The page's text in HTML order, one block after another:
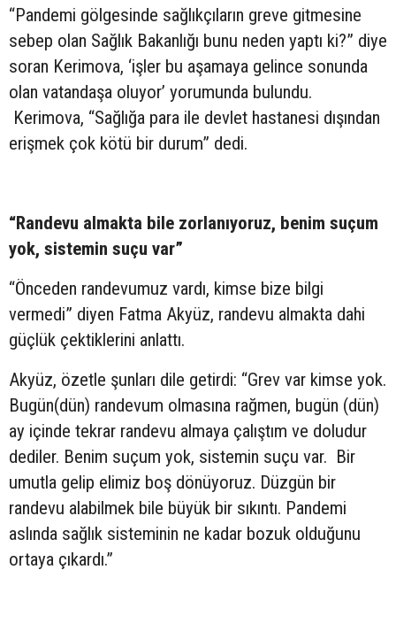
“Pandemi gölgesinde sağlıkçıların greve gitmesine
sebep olan Sağlık Bakanlığı bunu neden yaptı ki?” diye
soran Kerimova, ‘işler bu aşamaya gelince sonunda
olan vatandaşa oluyor’ yorumunda bulundu.
Kerimova, “Sağlığa para ile devlet hastanesi dışından
erişmek çok kötü bir durum” dedi.
“Randevu almakta bile zorlanıyoruz, benim suçum
yok, sistemin suçu var”
“Önceden randevumuz vardı, kimse bize bilgi
vermedi” diyen Fatma Akyüz, randevu almakta dahi
güçlük çektiklerini anlattı.
Akyüz, özetle şunları dile getirdi: “Grev var kimse yok.
Bugün(dün) randevum olmasına rağmen, bugün (dün)
ay içinde tekrar randevu almaya çalıştım ve doludur
dediler. Benim suçum yok, sistemin suçu var. Bir
umutla gelip elimiz boş dönüyoruz. Düzgün bir
randevu alabilmek bile büyük bir sıkıntı. Pandemi
aslında sağlık sisteminin ne kadar bozuk olduğunu
ortaya çıkardı.”